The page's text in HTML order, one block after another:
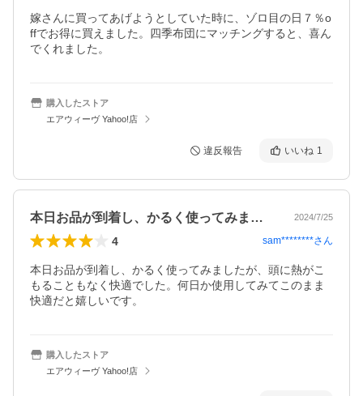
嫁さんに買ってあげようとしていた時に、ゾロ目の日７％o
ffでお得に買えました。四季布団にマッチングすると、喜ん
でくれました。
購入したストア
エアウィーヴ Yahoo!店
違反報告 いいね 1
本日お品が到着し、かるく使ってみました… 2024/7/25
4 sam********さん
本日お品が到着し、かるく使ってみましたが、頭に熱がこ
もることもなく快適でした。何日か使用してみてこのまま
快適だと嬉しいです。
購入したストア
エアウィーヴ Yahoo!店